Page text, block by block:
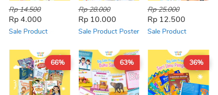
Rp 14.500
Rp 4.000
Sale Product
Reject Minor
Rp 28.000
Rp 10.000
Sale Product Poster
Rp 25.000
Rp 12.500
Sale Product
Reject Minor 🚀
66% 63% 36%